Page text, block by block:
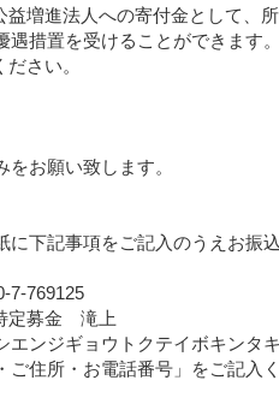
益増進法人への寄付金として、
遇措置を受けることができます
さい。
お願い致します。
に下記事項をご記入のうえお振
7-769125
定募金 滝上
ギョウトクテイボキンタキ
ご住所・お電話番号」をご記入